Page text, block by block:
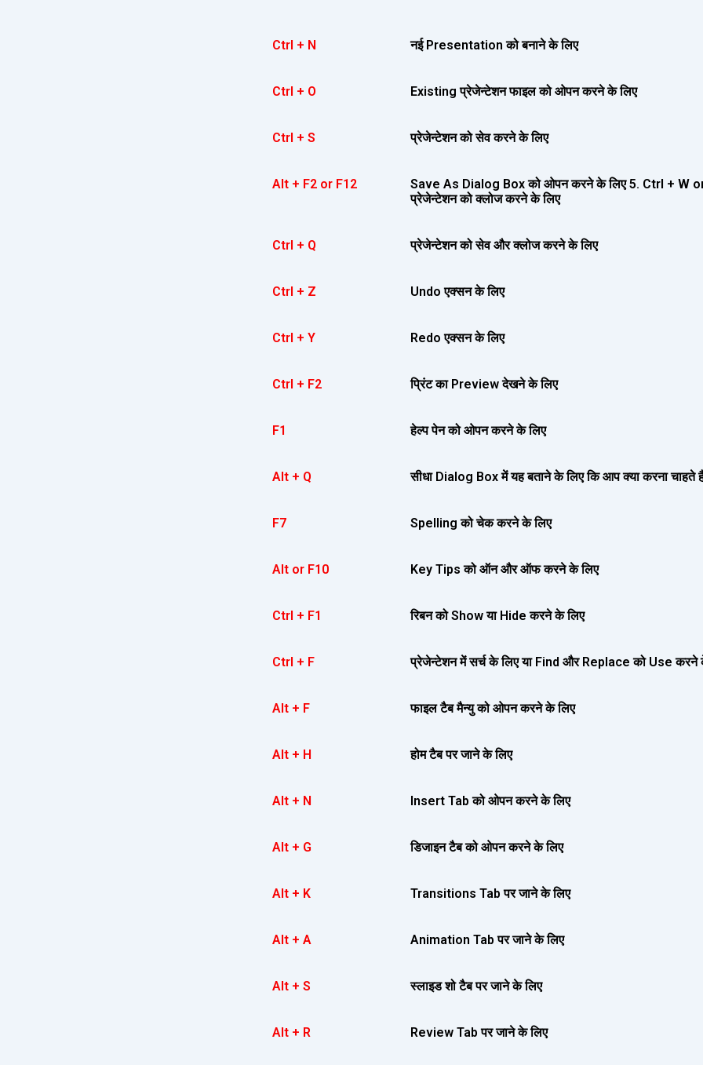
Ctrl + N नई Presentation को बनाने के लिए
Ctrl + O Existing प्रेजेन्टेशन फाइल को ओपन करने के लिए
Ctrl + S प्रेजेन्टेशन को सेव करने के लिए
Alt + F2 or F12
Save As Dialog Box को ओपन करने के लिए 5. Ctrl + W
प्रेजेन्टेशन को क्लोज करने के लिए
Ctrl + Q प्रेजेन्टेशन को सेव और क्लोज करने के लिए
Ctrl + Z Undo एक्सन के लिए
Ctrl + Y Redo एक्सन के लिए
Ctrl + F2 प्रिंट का Preview देखने के लिए
F1 हेल्प पेन को ओपन करने के लिए
Alt + Q सीधा Dialog Box में यह बताने के लिए कि आप क्या करना चाहते
F7 Spelling को चेक करने के लिए
Alt or F10 Key Tips को ऑन और ऑफ करने के लिए
Ctrl + F1 रिबन को Show या Hide करने के लिए
Ctrl + F प्रेजेन्टेशन में सर्च के लिए या Find और Replace को Use करने
Alt + F फाइल टैब मैन्यु को ओपन करने के लिए
Alt + H होम टैब पर जाने के लिए
Alt + N Insert Tab को ओपन करने के लिए
Alt + G डिजाइन टैब को ओपन करने के लिए
Alt + K Transitions Tab पर जाने के लिए
Alt + A Animation Tab पर जाने के लिए
Alt + S स्लाइड शो टैब पर जाने के लिए
Alt + R Review Tab पर जाने के लिए